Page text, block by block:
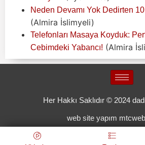
Neden Devamı Yok Dedirten
(Almira İslimyeli)
Telefonları Masaya Koyduk:
Cebimdeki Yabancı! (Almira
Her Hakkı Saklıdır © 2024
web site yapım